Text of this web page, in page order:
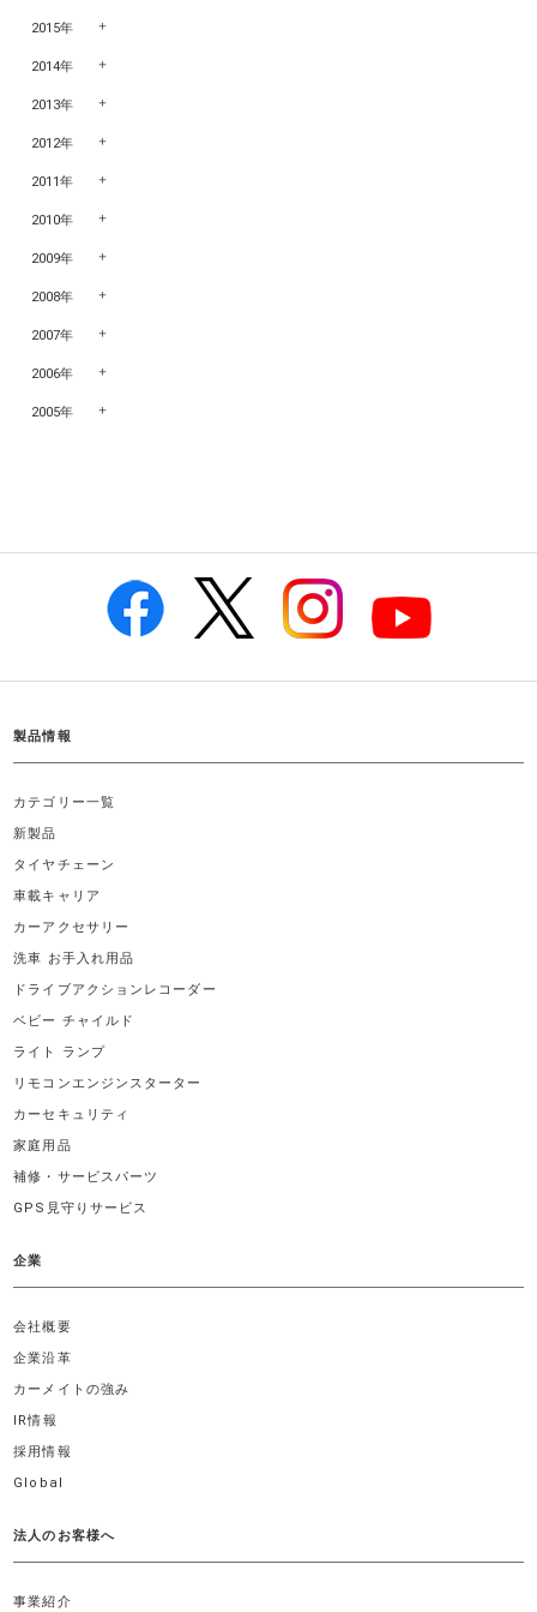
2015年
2014年
2013年
2012年
2011年
2010年
2009年
2008年
2007年
2006年
2005年
製品情報
カテゴリー一覧
新製品
タイヤチェーン
車載キャリア
カーアクセサリー
洗車 お手入れ用品
ドライブアクションレコーダー
ベビー チャイルド
ライト ランプ
リモコンエンジンスターター
カーセキュリティ
家庭用品
補修・サービスパーツ
GPS見守りサービス
企業
会社概要
企業沿革
カーメイトの強み
IR情報
採用情報
Global
法人のお客様へ
事業紹介